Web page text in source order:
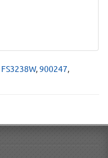
FS3238W,900247,